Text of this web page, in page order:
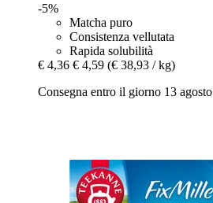
-5%
Matcha puro
Consistenza vellutata
Rapida solubilità
€ 4,36 € 4,59 (€ 38,93 / kg)
Consegna entro il giorno 13 agosto